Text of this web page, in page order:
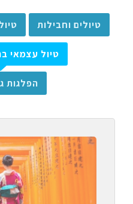
טיולים וחבילות
טיול עצמאי
הפלגות